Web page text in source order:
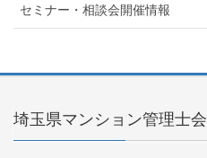
セミナー・相談会開催情報
埼玉県マンション管理士会